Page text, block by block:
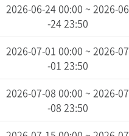
2026-06-24 00:00 ~ 2026-06
-24 23:50
2026-07-01 00:00 ~ 2026-07
-01 23:50
2026-07-08 00:00 ~ 2026-07
-08 23:50